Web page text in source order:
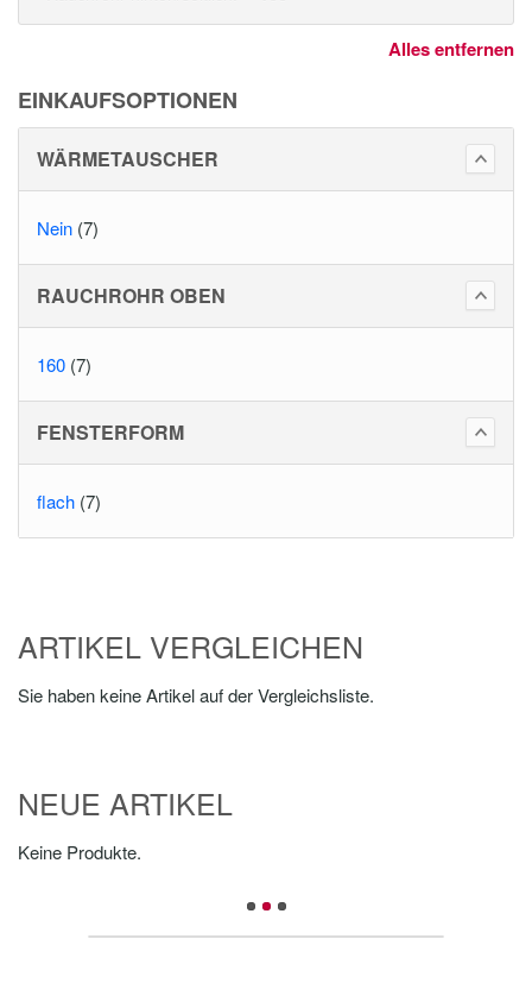
Alles entfernen
EINKAUFSOPTIONEN
WÄRMETAUSCHER
Nein (7)
RAUCHROHR OBEN
160 (7)
FENSTERFORM
flach (7)
ARTIKEL VERGLEICHEN
Sie haben keine Artikel auf der Vergleichsliste.
NEUE ARTIKEL
Keine Produkte.